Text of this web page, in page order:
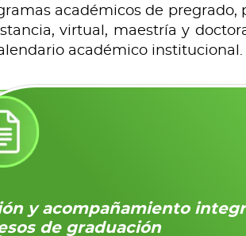
académicos de pregrado,
virtual, maestría y
académico institucional.
y acompañamiento
de graduación